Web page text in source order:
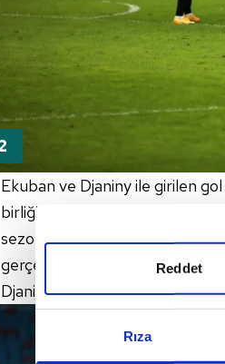
Rıza
Reddet
Ekuban ve Djaniny ile girilen
birliğinden geldi. Djaniny'nin
sezonun en önemli
gerçeği var. Top Göztepeli
Djaniny takım savunmasına hep